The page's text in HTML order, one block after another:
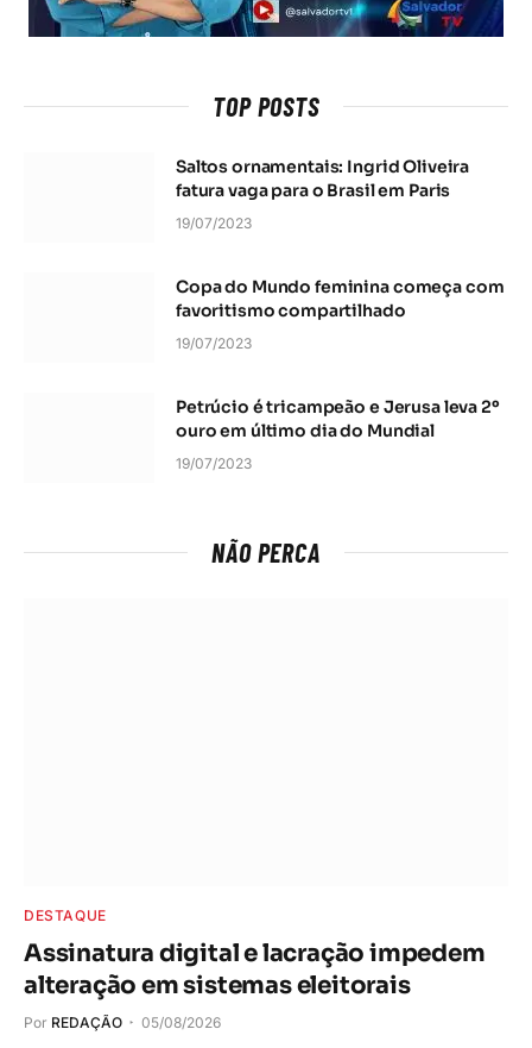
TOP POSTS
Saltos ornamentais: Ingrid Oliveira
fatura vaga para o Brasil em Paris
19/07/2023
Copa do Mundo feminina começa com
favoritismo compartilhado
19/07/2023
Petrúcio é tricampeão e Jerusa leva 2º
ouro em último dia do Mundial
19/07/2023
NÃO PERCA
DESTAQUE
Assinatura digital e lacração impedem
alteração em sistemas eleitorais
Por REDAÇÃO 05/08/2026